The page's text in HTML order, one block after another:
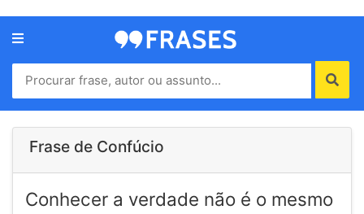
Menu
Home
Autores
de
Frase de Confúcio
Conhecer a verdade não é o mesmo